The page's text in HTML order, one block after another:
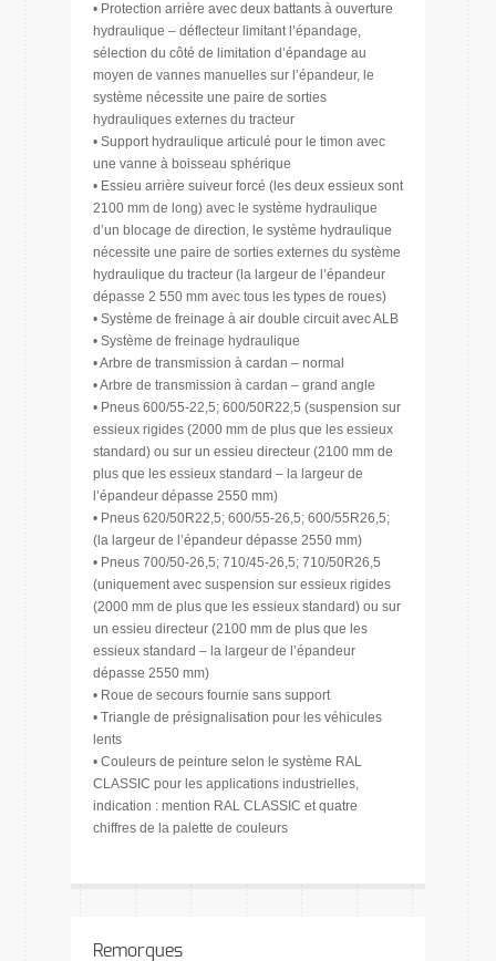
• Protection arrière avec deux battants à ouverture
hydraulique – déflecteur limitant l’épandage,
sélection du côté de limitation d’épandage au
moyen de vannes manuelles sur l’épandeur, le
système nécessite une paire de sorties
hydrauliques externes du tracteur
• Support hydraulique articulé pour le timon avec
une vanne à boisseau sphérique
• Essieu arrière suiveur forcé (les deux essieux sont
2100 mm de long) avec le système hydraulique
d’un blocage de direction, le système hydraulique
nécessite une paire de sorties externes du système
hydraulique du tracteur (la largeur de l’épandeur
dépasse 2 550 mm avec tous les types de roues)
• Système de freinage à air double circuit avec ALB
• Système de freinage hydraulique
• Arbre de transmission à cardan – normal
• Arbre de transmission à cardan – grand angle
• Pneus 600/55-22,5; 600/50R22,5 (suspension sur
essieux rigides (2000 mm de plus que les essieux
standard) ou sur un essieu directeur (2100 mm de
plus que les essieux standard – la largeur de
l’épandeur dépasse 2550 mm)
• Pneus 620/50R22,5; 600/55-26,5; 600/55R26,5;
(la largeur de l’épandeur dépasse 2550 mm)
• Pneus 700/50-26,5; 710/45-26,5; 710/50R26,5
(uniquement avec suspension sur essieux rigides
(2000 mm de plus que les essieux standard) ou sur
un essieu directeur (2100 mm de plus que les
essieux standard – la largeur de l’épandeur
dépasse 2550 mm)
• Roue de secours fournie sans support
• Triangle de présignalisation pour les véhicules
lents
• Couleurs de peinture selon le système RAL
CLASSIC pour les applications industrielles,
indication : mention RAL CLASSIC et quatre
chiffres de la palette de couleurs
Remorques